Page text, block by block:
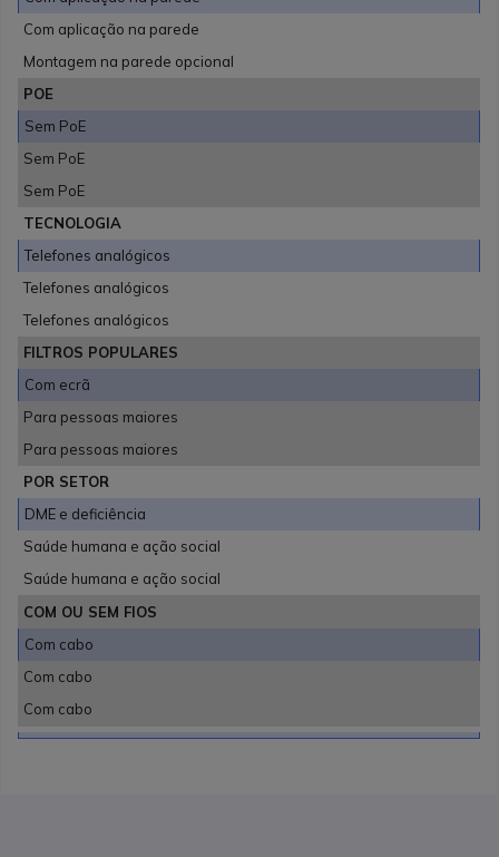
Com aplicação na parede
Montagem na parede opcional
POE
Sem PoE
Sem PoE
Sem PoE
TECNOLOGIA
Telefones analógicos
Telefones analógicos
Telefones analógicos
FILTROS POPULARES
Com ecrã
Para pessoas maiores
Para pessoas maiores
POR SETOR
DME e deficiência
Saúde humana e ação social
Saúde humana e ação social
COM OU SEM FIOS
Com cabo
Com cabo
Com cabo